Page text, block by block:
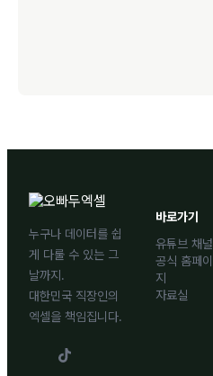
누구나 데이터를 쉽
게 다룰 수 있는 그
날까지.
대한민국 직장인의
엑셀을 책임집니다.
바로가기
유튜브 채널
공식 홈페이
지
자료실